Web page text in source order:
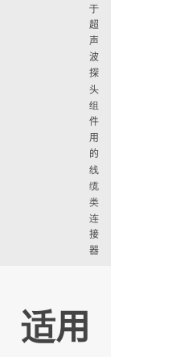
于
超
声
波
探
头
组
件
用
的
线
缆
类
连
接
器
适用